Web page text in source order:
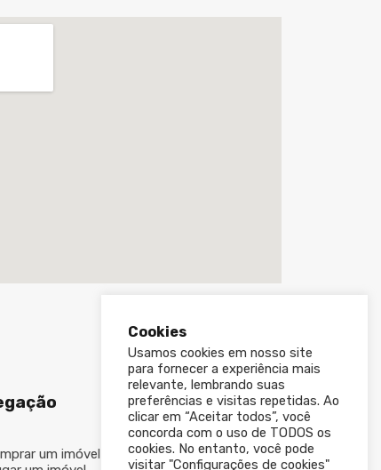
um imóvel
Cookies
Usamos cookies em nosso site
para fornecer a experiência mais
relevante, lembrando suas
preferências e visitas repetidas. Ao
clicar em “Aceitar todos”, você
concorda com o uso de TODOS os
cookies. No entanto, você pode
visitar "Configurações de cookies"